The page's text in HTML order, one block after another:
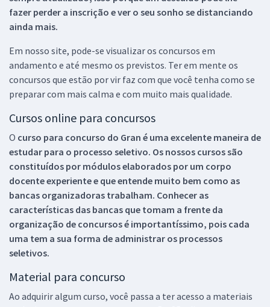
fazer perder a inscrição e ver o seu sonho se distanciando
ainda mais.
Em nosso site, pode-se visualizar os concursos em
andamento e até mesmo os previstos. Ter em mente os
concursos que estão por vir faz com que você tenha como se
preparar com mais calma e com muito mais qualidade.
Cursos online para concursos
O curso para concurso do Gran é uma excelente maneira de
estudar para o processo seletivo. Os nossos cursos são
constituídos por módulos elaborados por um corpo
docente experiente e que entende muito bem como as
bancas organizadoras trabalham. Conhecer as
características das bancas que tomam a frente da
organização de concursos é importantíssimo, pois cada
uma tem a sua forma de administrar os processos
seletivos.
Material para concurso
Ao adquirir algum curso, você passa a ter acesso a materiais